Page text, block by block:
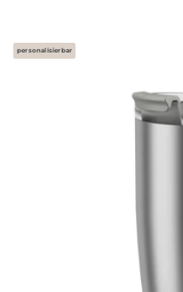
personalisierbar